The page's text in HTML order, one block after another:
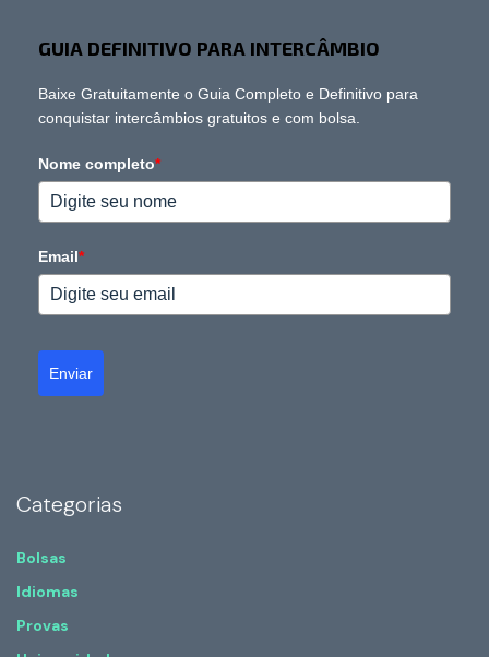
GUIA DEFINITIVO PARA INTERCÂMBIO
Baixe Gratuitamente o Guia Completo e Definitivo para
conquistar intercâmbios gratuitos e com bolsa.
Nome completo*
Email*
Enviar
Categorias
Bolsas
Idiomas
Provas